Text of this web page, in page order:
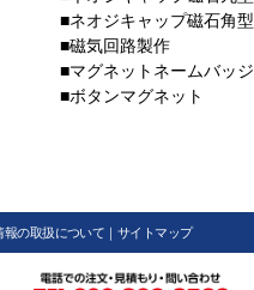
■ネオジキャップ磁石角型
■磁気回路製作
■マグネットネームバッジ
■ボタンマグネット
報の取扱について ｜ サイトマップ